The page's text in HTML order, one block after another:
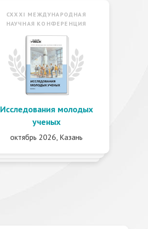
CXXXI МЕЖДУНАРОДНАЯ
НАУЧНАЯ КОНФЕРЕНЦИЯ
Исследования молодых
ученых
октябрь 2026, Казань